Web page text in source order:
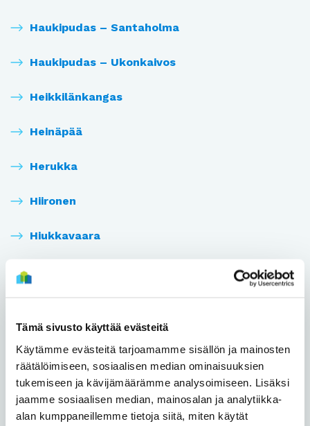
Tämä sivusto käyttää evästeitä
Käytämme evästeitä tarjoamamme sisällön ja mainosten
räätälöimiseen, sosiaalisen median ominaisuuksien
tukemiseen ja kävijämäärämme analysoimiseen. Lisäksi
jaamme sosiaalisen median, mainosalan ja analytiikka-
alan kumppaneillemme tietoja siitä, miten käytät
Haukipudas – Santaholma
Haukipudas – Ukonkaivos
Heikkilänkangas
Heinäpää
Herukka
Hiironen
Hiukkavaara
Höyhtyä